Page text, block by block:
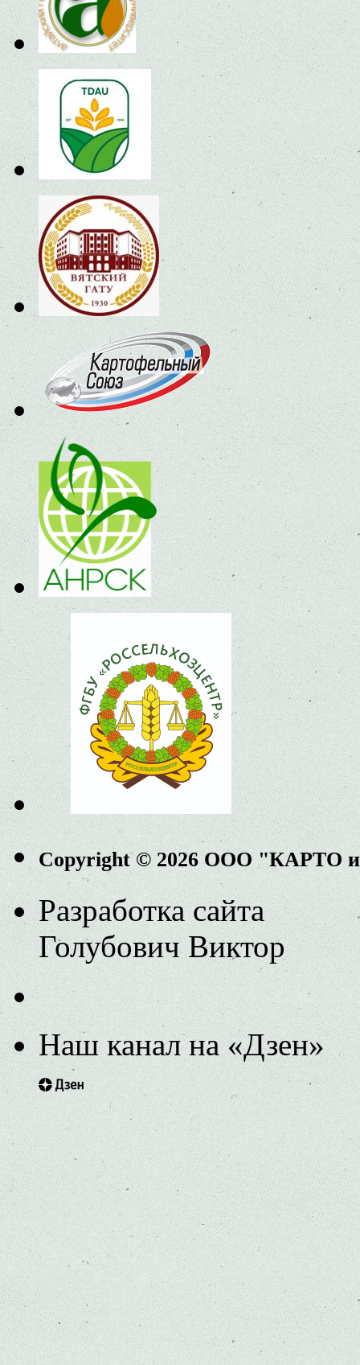
Copyright © 2026 ООО "КАРТО
Разработка сайта
Голубович Виктор
Наш канал на «Дзен»